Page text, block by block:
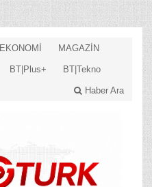
EKONOMİ MAGAZİN
BT|Plus+ BT|Tekno
Haber Ara